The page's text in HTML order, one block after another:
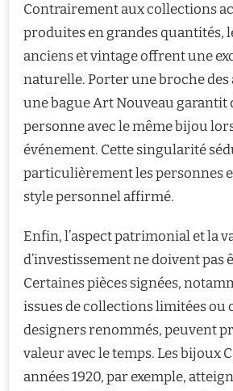
Contrairement aux collections
produites en grandes quantités,
anciens et vintage offrent une
naturelle. Porter une broche des
une bague Art Nouveau garantit
personne avec le même bijou
événement. Cette singularité
particulièrement les personnes
style personnel affirmé.
Enfin, l’aspect patrimonial et la
d’investissement ne doivent pas
Certaines pièces signées,
issues de collections limitées ou
designers renommés, peuvent
valeur avec le temps. Les bijoux
années 1920, par exemple,